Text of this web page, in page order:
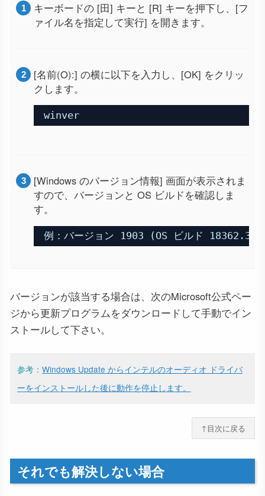
キーボードの [田] キーと [R] キーを押下し、[フ
ァイル名を指定して実行] を開きます。
[名前(O):] の横に以下を入力し、[OK] をクリッ
クします。
winver
[Windows のバージョン情報] 画面が表示されま
すので、バージョンと OS ビルドを確認しま
す。
例：バージョン 1903 (OS ビルド
バージョンが該当する場合は、次のMicrosoft公式ペー
ジから更新プログラムをダウンロードして手動でイン
ストールして下さい。
参考： Windows Update からインテルのオーディオ ドライバ
ーをインストールした後に動作を停止します。
↑目次に戻る
それでも解決しない場合